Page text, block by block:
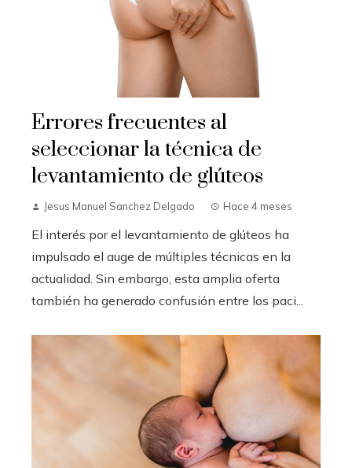
Errores frecuentes al
seleccionar la técnica de
levantamiento de glúteos
Jesus Manuel Sanchez Delgado Hace 4 meses
El interés por el levantamiento de glúteos ha
impulsado el auge de múltiples técnicas en la
actualidad. Sin embargo, esta amplia oferta
también ha generado confusión entre los paci...